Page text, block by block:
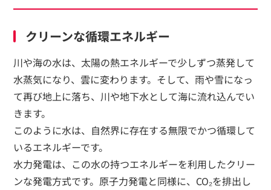
クリーンな循環エネルギー
川や海の水は、太陽の熱エネルギーで少しずつ蒸発して
水蒸気になり、雲に変わります。そして、雨や雪になっ
て再び地上に落ち、川や地下水として海に流れ込んでい
きます。
このように水は、自然界に存在する無限でかつ循環して
いるエネルギーです。
水力発電は、この水の持つエネルギーを利用したクリー
ンな発電方式です。原子力発電と同様に、CO₂を排出し